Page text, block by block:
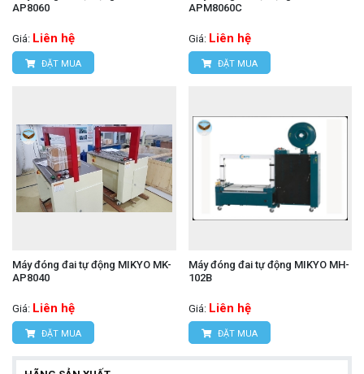
AP8060
Giá: Liên hệ
ĐẶT MUA
APM8060C
Giá: Liên hệ
ĐẶT MUA
Máy đóng đai tự động MIKYO MK-
AP8040
Giá: Liên hệ
ĐẶT MUA
Máy đóng đai tự động MIKYO MH-
102B
Giá: Liên hệ
ĐẶT MUA